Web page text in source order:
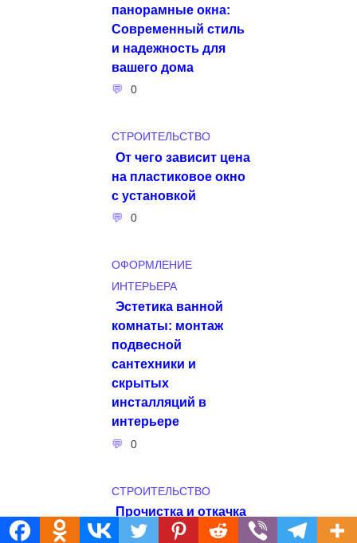
панорамные окна:
Современный стиль
и надежность для
вашего дома
0
СТРОИТЕЛЬСТВО
От чего зависит цена
на пластиковое окно
с установкой
0
ОФОРМЛЕНИЕ
ИНТЕРЬЕРА
Эстетика ванной
комнаты: монтаж
подвесной
сантехники и
скрытых
инсталляций в
интерьере
0
СТРОИТЕЛЬСТВО
Прочистка и откачка
канализации в